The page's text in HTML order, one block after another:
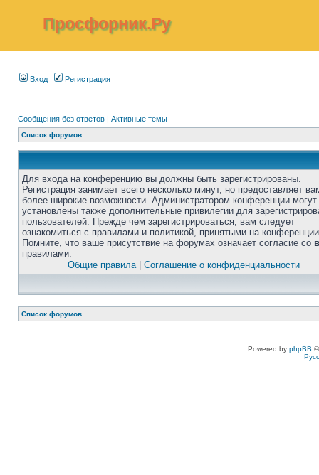
Просфорник.Ру
Вход Регистрация
Сообщения без ответов | Активные темы
Список форумов
Для входа на конференцию вы должны быть зарегистрированы.
Регистрация занимает всего несколько минут, но предоставляет
более широкие возможности. Администратором конференции
установлены также дополнительные привилегии для
пользователей. Прежде чем зарегистрироваться, вам следует
ознакомиться с правилами и политикой, принятыми на
Помните, что ваше присутствие на форумах означает согласие со
правилами.
Общие правила| Соглашение о конфиденциальности
Список форумов
Powered by phpBB